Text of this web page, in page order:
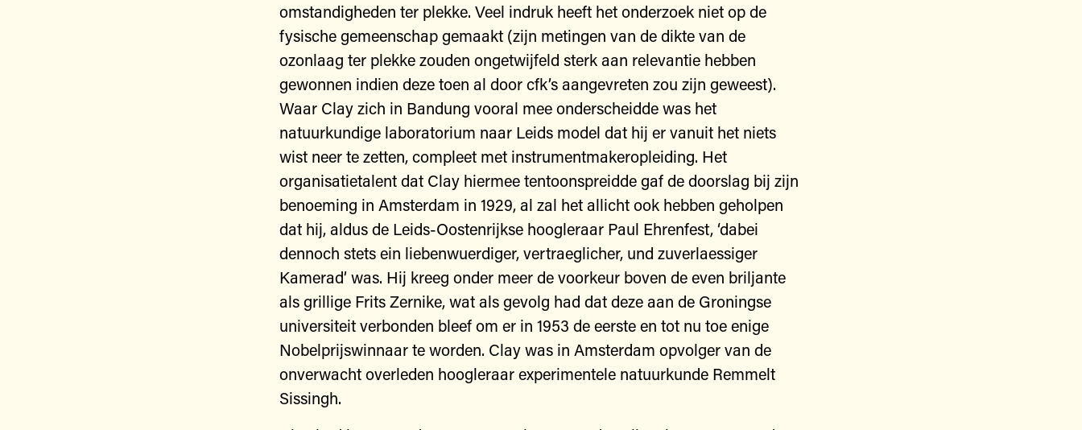
omstandigheden ter plekke. Veel indruk heeft het onderzoek niet op de
fysische gemeenschap gemaakt (zijn metingen van de dikte van de
ozonlaag ter plekke zouden ongetwijfeld sterk aan relevantie hebben
gewonnen indien deze toen al door cfk’s aangevreten zou zijn geweest).
Waar Clay zich in Bandung vooral mee onderscheidde was het
natuurkundige laboratorium naar Leids model dat hij er vanuit het niets
wist neer te zetten, compleet met instrumentmakeropleiding. Het
organisatietalent dat Clay hiermee tentoonspreidde gaf de doorslag bij zijn
benoeming in Amsterdam in 1929, al zal het allicht ook hebben geholpen
dat hij, aldus de Leids-Oostenrijkse hoogleraar Paul Ehrenfest, ‘dabei
dennoch stets ein liebenwuerdiger, vertraeglicher, und zuverlaessiger
Kamerad’ was. Hij kreeg onder meer de voorkeur boven de even briljante
als grillige Frits Zernike, wat als gevolg had dat deze aan de Groningse
universiteit verbonden bleef om er in 1953 de eerste en tot nu toe enige
Nobelprijswinnaar te worden. Clay was in Amsterdam opvolger van de
onverwacht overleden hoogleraar experimentele natuurkunde Remmelt
Sissingh.